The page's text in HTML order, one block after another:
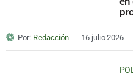
Por: Redacción 16 julio 2026